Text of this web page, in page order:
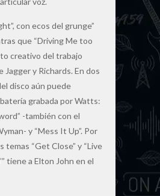
con ecos del grunge”
que “Driving Me too
creativo del trabajo
y Richards. En dos
disco aún puede
grabada por Watts:
-también con el
y “Mess It Up”. Por
temas “Get Close” y “Live
tiene a Elton John en el